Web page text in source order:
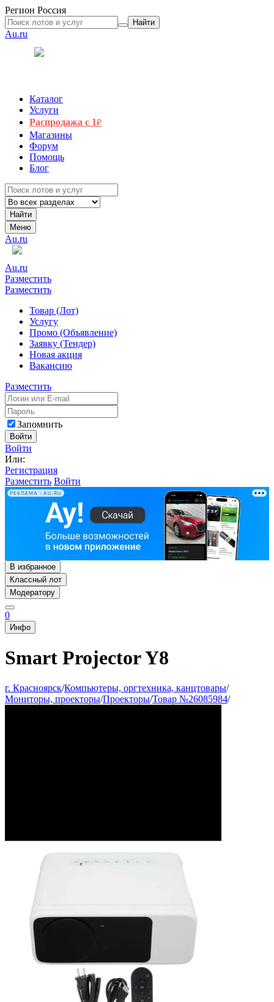
Регион Россия
Найти
Au.ru
Каталог
Услуги
Распродажа с 1₽
Магазины
Форум
Помощь
Блог
Найти
Меню
Au.ru
Au.ru
Разместить
Разместить
Товар (Лот)
Услугу
Промо (Объявление)
Заявку (Тендер)
Новая акция
Вакансию
Разместить
Запомнить
Войти
Войти
Или:
Регистрация
Разместить Войти
РЕКЛАМА • AU.RU
В избранное
Классный лот
Модератору
0
Инфо
Smart Projector Y8
г. Красноярск/Компьютеры, оргтехника, канцтовары/
Мониторы, проекторы/Проекторы/Товар №26085984/